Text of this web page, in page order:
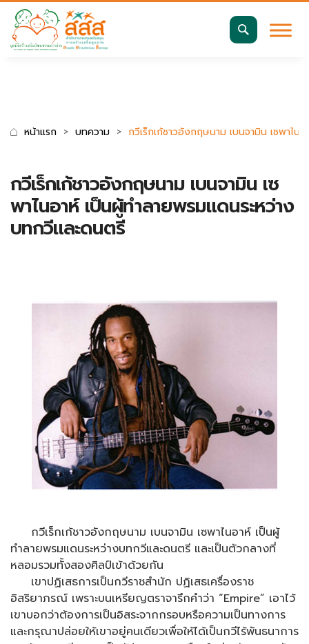
มาตรฐานการเข้าถึงเว็บ WCAG 2.2 AA
หน้าแรก บทความ กวีเร็กเก้ชาวอังกฤษนาม เบนจามิน เซพาไ
กวีเร็กเก้ชาวอังกฤษนาม เบนจามิน เซ
พาไนอาห์ เป็นผู้ทำลายพรมแดนระหว่าง
บทกวีและดนตรี
กวีเร็กเก้ชาวอังกฤษนาม เบนจามิน เซพาไนอาห์ เป็นผู้
ทำลายพรมแดนระหว่างบทกวีและดนตรี และเป็นตัวกลางที่
หลอมรวมทั้งสองศิลป์เข้าด้วยกัน
เขาปฏิเสธการเป็นกวีราชสำนัก ปฏิเสธเครื่องราช
อิสริยาภรณ์ เพราะบนเหรียญตราจารึกคำว่า “Empire” เอาไว้
เขาบอกว่าต้องการเป็นอิสระจากกรอบหรือความเป็นทางการ
และกรุณาปล่อยให้เขาอยู่คนเดียวเพื่อให้ได้เป็นกวีไร้พันธนาการ